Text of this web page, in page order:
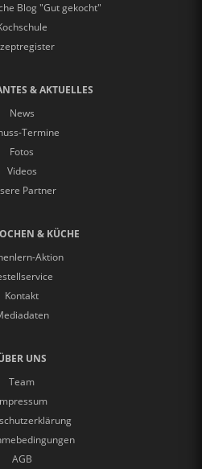
Blog "Gut gekocht"
& AKTUELLES
News
Termine
Fotos
Videos
Partner
& KÜCHE
Aktion
Kontakt
UNS
Team
AGB